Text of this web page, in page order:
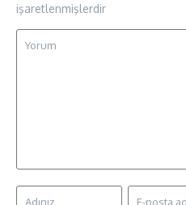
işaretlenmişlerdir